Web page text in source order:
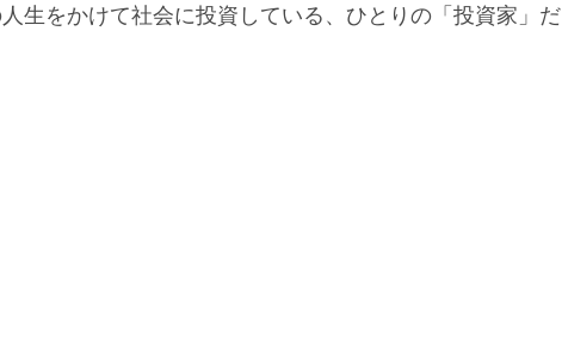
生をかけて社会に投資している、ひとりの「投資家」だ